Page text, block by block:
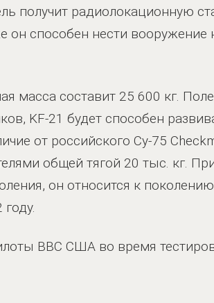
получит радиолокационную
он способен нести вооружение
масса составит 25 600 кг.
KF-21 будет способен
от российского Су-75
общей тягой 20 тыс. кг.
он относится к
ВВС США во время